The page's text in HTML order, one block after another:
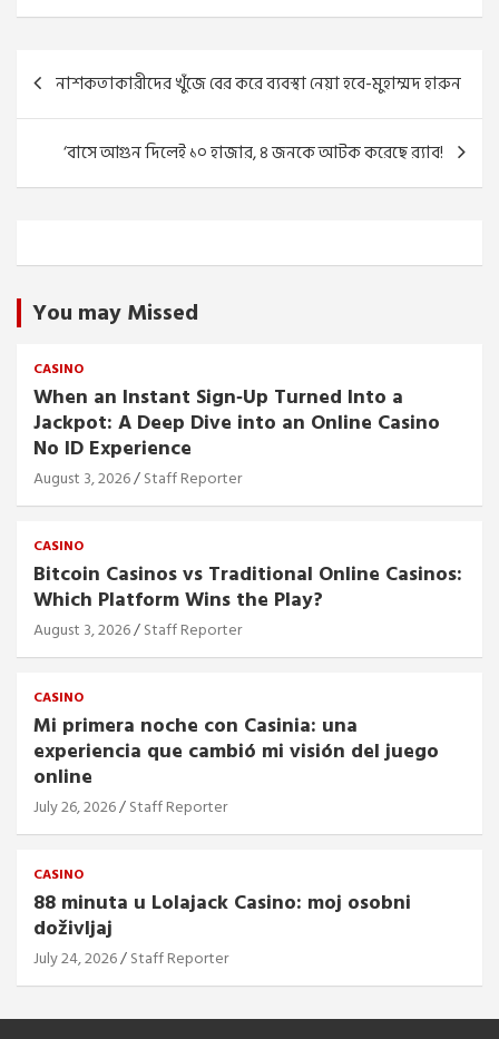
Post
navigation
নাশকতাকারীদের খুঁজে বের করে ব্যবস্থা নেয়া হবে-মুহাম্মদ হারুন
‘বাসে আগুন দিলেই ১০ হাজার, ৪ জনকে আটক করেছে র‌্যাব!
You may Missed
CASINO
When an Instant Sign‑Up Turned Into a
Jackpot: A Deep Dive into an Online Casino
No ID Experience
August 3, 2026 Staff Reporter
CASINO
Bitcoin Casinos vs Traditional Online Casinos:
Which Platform Wins the Play?
August 3, 2026 Staff Reporter
CASINO
Mi primera noche con Casinia: una
experiencia que cambió mi visión del juego
online
July 26, 2026 Staff Reporter
CASINO
88 minuta u Lolajack Casino: moj osobni
doživljaj
July 24, 2026 Staff Reporter